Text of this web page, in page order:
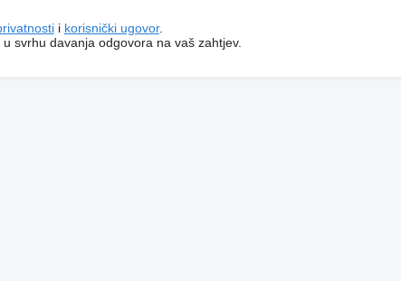
i korisnički ugovor.
svrhu davanja odgovora na vaš zahtjev.